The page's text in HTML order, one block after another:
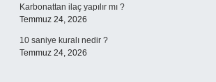
Karbonattan ilaç yapılır mı ?
Temmuz 24, 2026
10 saniye kuralı nedir ?
Temmuz 24, 2026